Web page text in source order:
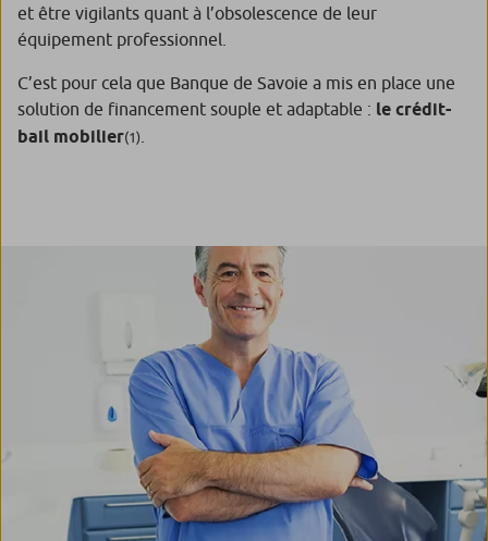
et être vigilants quant à l’obsolescence de leur
équipement professionnel.
C’est pour cela que Banque de Savoie a mis en place une
solution de financement souple et adaptable : le crédit-
bail mobilier(1)